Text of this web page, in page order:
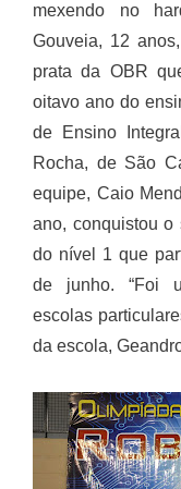
mexendo no
Gouveia, 12
prata da OBR
oitavo ano do
de Ensino
Rocha, de São
equipe, Caio
ano, conquistou o
do nível 1 que
de junho. “Foi
escolas
da escola,